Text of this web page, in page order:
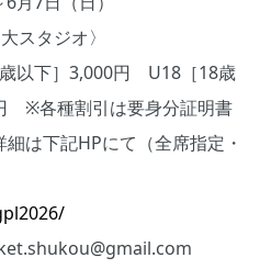
スタジオ〉
以下］3,000円 U18［18歳
※各種割引は要身分証明書
は下記HPにて（全席指定・